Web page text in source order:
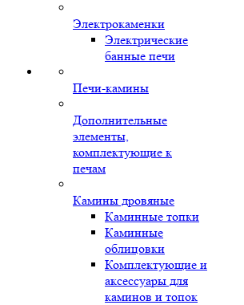
Электрокаменки
Электрические
банные печи
Печи-камины
Дополнительные
элементы,
комплектующие к
печам
Камины дровяные
Каминные топки
Каминные
облицовки
Комплектующие и
аксессуары для
каминов и топок